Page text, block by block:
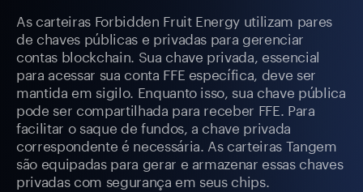
As carteiras Forbidden Fruit Energy utilizam pares
de chaves públicas e privadas para gerenciar
contas blockchain. Sua chave privada, essencial
para acessar sua conta FFE específica, deve ser
mantida em sigilo. Enquanto isso, sua chave pública
pode ser compartilhada para receber FFE. Para
facilitar o saque de fundos, a chave privada
correspondente é necessária. As carteiras Tangem
são equipadas para gerar e armazenar essas chaves
privadas com segurança em seus chips.